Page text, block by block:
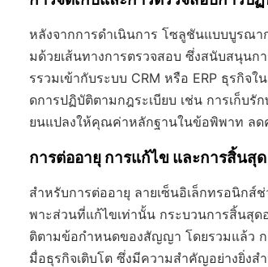
หลังจากการดำเนินการ โซลูชันแบบบูรณ
มด้วยเส้นทางการตรวจสอบ ซึ่งสนับสนุนก
รรวมเข้ากับระบบ CRM หรือ ERP ธุรกิ
ดการปฏิบัติตามกฎระเบียบ เช่น การเก็บ
ยนแปลงให้คุณค่าหลักฐานในข้อพิพาท ลด
การต่ออายุ การแก้ไข และการสิ้นสุด
สำหรับการต่ออายุ ลายเซ็นอิเล็กทรอนิกส์
พาะส่วนที่แก้ไขเท่านั้น กระบวนการสิ้นสุด
ติตามข้อกำหนดของสัญญา โดยรวมแล้ว ก
มื่อธุรกิจเติบโต ซึ่งมีความสำคัญอย่างยิ่ง